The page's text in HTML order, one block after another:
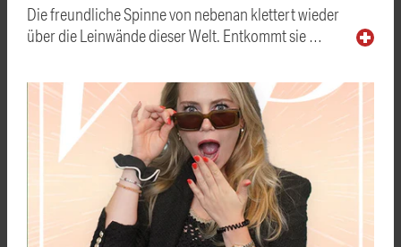
Die freundliche Spinne von nebenan klettert wieder
über die Leinwände dieser Welt. Entkommt sie …